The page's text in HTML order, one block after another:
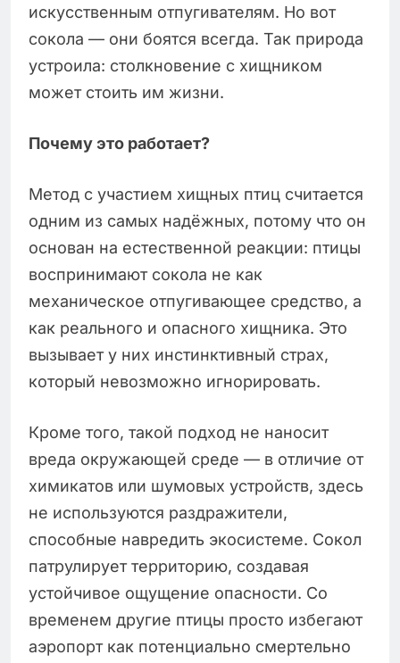
искусственным отпугивателям. Но вот
сокола — они боятся всегда. Так природа
устроила: столкновение с хищником
может стоить им жизни.
Почему это работает?
Метод с участием хищных птиц считается
одним из самых надёжных, потому что он
основан на естественной реакции: птицы
воспринимают сокола не как
механическое отпугивающее средство, а
как реального и опасного хищника. Это
вызывает у них инстинктивный страх,
который невозможно игнорировать.
Кроме того, такой подход не наносит
вреда окружающей среде — в отличие от
химикатов или шумовых устройств, здесь
не используются раздражители,
способные навредить экосистеме. Сокол
патрулирует территорию, создавая
устойчивое ощущение опасности. Со
временем другие птицы просто избегают
аэропорт как потенциально смертельно